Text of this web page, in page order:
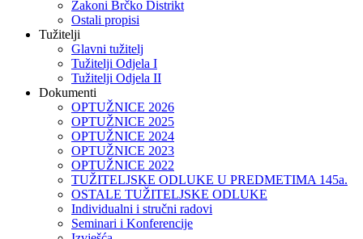
Zakoni Brčko Distrikt
Ostali propisi
Tužitelji
Glavni tužitelj
Tužitelji Odjela I
Tužitelji Odjela II
Dokumenti
OPTUŽNICE 2026
OPTUŽNICE 2025
OPTUŽNICE 2024
OPTUŽNICE 2023
OPTUŽNICE 2022
TUŽITELJSKE ODLUKE U PREDMETIMA 145a.
OSTALE TUŽITELJSKE ODLUKE
Individualni i stručni radovi
Seminari i Konferencije